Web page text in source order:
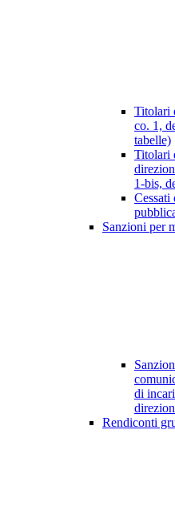
Titolari
co. 1,
tabelle)
Titolari
1-bis,
Cessati
Sanzioni per
di
Rendiconti